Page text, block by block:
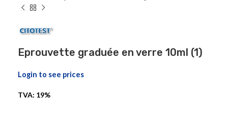
Eprouvette graduée en verre 10ml (1)
Login to see prices
TVA: 19%